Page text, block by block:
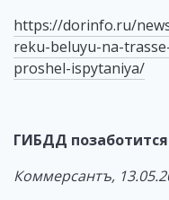
https://dorinfo.ru/
reku-beluyu-na-
proshel-ispytaniya/
ГИБДД
Коммерсантъ,